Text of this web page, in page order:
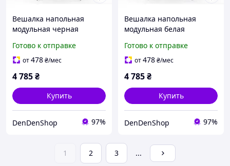
Вешалка напольная
модульная черная
аксессуаров стильная
компактная для
Готово к отправке
от478₴/мес
4 785₴
Купить
DenDenShop 97%
Вешалка напольная
модульная белая
верхней одежды в
прихожей и офисе с
Готово к отправке
от478₴/мес
4 785₴
Купить
DenDenShop 97%
1 2 3 ...